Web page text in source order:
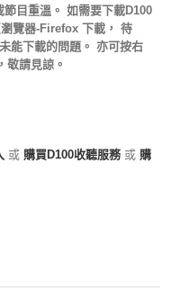
目重溫。 如需要下載D100
覽器-Firefox 下載， 待
能下載的問題。 亦可按右
敬請見諒。
或 購買D100收聽服務 或 購